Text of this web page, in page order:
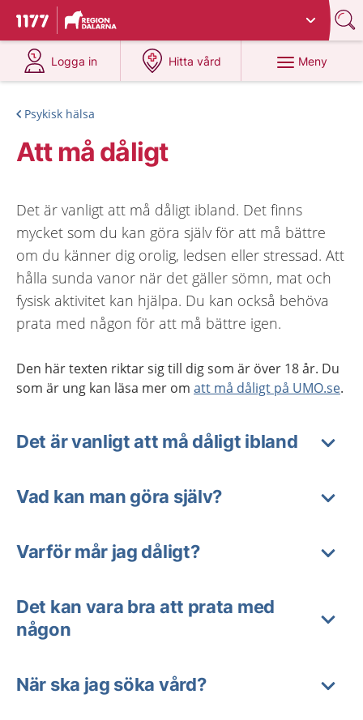
Till startsidan för 1177
Du har valt region
Logga in
på 1177.se
Hitta vård
på 1177.se
Meny
Psykisk hälsa
Att må dåligt
Det är vanligt att må dåligt ibland. Det finns
mycket som du kan göra själv för att må bättre
om du känner dig orolig, ledsen eller stressad. Att
hålla sunda vanor när det gäller sömn, mat och
fysisk aktivitet kan hjälpa. Du kan också behöva
prata med någon för att må bättre igen.
Den här texten riktar sig till dig som är över 18 år. Du
som är ung kan läsa mer om att må dåligt på UMO.se.
Det är vanligt att må dåligt ibland
Vad kan man göra själv?
Varför mår jag dåligt?
Det kan vara bra att prata med
någon
När ska jag söka vård?